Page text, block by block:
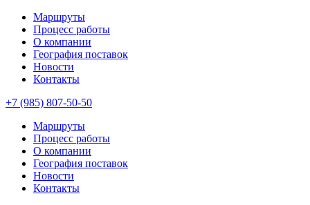
Маршруты
Процесс работы
О компании
География поставок
Новости
Контакты
+7 (985) 807-50-50
Маршруты
Процесс работы
О компании
География поставок
Новости
Контакты